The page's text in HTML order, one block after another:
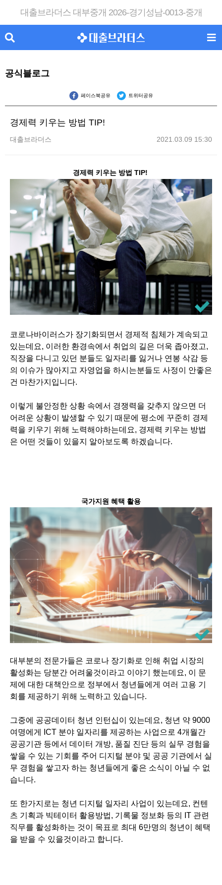
대출브라더스 대부중개 2026-경기성남-0013-중개
공식블로그
페이스북공유 트위터공유
경제력 키우는 방법 TIP!
대출브라더스 2021.03.09 15:30
경제력 키우는 방법 TIP!
코로나바이러스가 장기화되면서 경제적 침체가 계속되고
있는데요, 이러한 환경속에서 취업의 길은 더욱 좁아졌고,
직장을 다니고 있던 분들도 일자리를 잃거나 연봉 삭감 등
의 이슈가 많아지고 자영업을 하시는분들도 사정이 안좋은
건 마찬가지입니다.
이렇게 불안정한 상황 속에서 경쟁력을 갖추지 않으면 더
어려운 상황이 발생할 수 있기 때문에 평소에 꾸준히 경제
력을 키우기 위해 노력해야하는데요, 경제력 키우는 방법
은 어떤 것들이 있을지 알아보도록 하겠습니다.
국가지원 혜택 활용
대부분의 전문가들은 코로나 장기화로 인해 취업 시장의
활성화는 당분간 어려울것이라고 이야기 했는데요, 이 문
제에 대한 대책안으로 정부에서 청년들에게 여러 고용 기
회를 제공하기 위해 노력하고 있습니다.
그중에 공공데이터 청년 인턴십이 있는데요, 청년 약 9000
여명에게 ICT 분야 일자리를 제공하는 사업으로 4개월간
공공기관 등에서 데이터 개방, 품질 진단 등의 실무 경험을
쌓을 수 있는 기회를 주어 디지털 분야 및 공공 기관에서 실
무 경험을 쌓고자 하는 청년들에게 좋은 소식이 아닐 수 없
습니다.
또 한가지로는 청년 디지털 일자리 사업이 있는데요, 컨텐
츠 기획과 빅테이터 활용방법, 기록물 정보화 등의 IT 관련
직무를 활성화하는 것이 목표로 최대 6만명의 청년이 혜택
을 받을 수 있을것이라고 합니다.